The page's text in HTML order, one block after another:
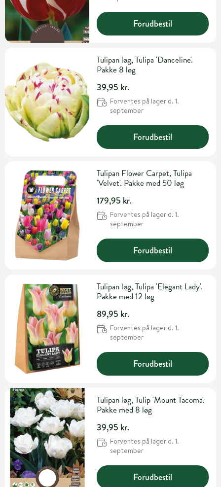
Forudbestil
Tulipan løg, Tulipa 'Danceline'.
Pakke 8 løg
39,95 kr.
Forventes på lager d. 1.
september
Forudbestil
Tulipan Flower Carpet, Tulipa
'Velvet'. Pakke med 50 løg
179,95 kr.
Forventes på lager d. 1.
september
Forudbestil
Tulipan løg, Tulipa 'Elegant Lady'.
Pakke med 12 løg
89,95 kr.
Forventes på lager d. 1.
september
Forudbestil
Tulipan løg, Tulip 'Mount Tacoma'.
Pakke med 8 løg
39,95 kr.
Forventes på lager d. 1.
september
Forudbestil